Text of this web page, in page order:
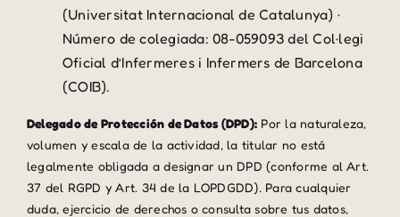
(Universitat Internacional de Catalunya) ·
Número de colegiada: 08-059093 del Col·legi
Oficial d’Infermeres i Infermers de Barcelona
(COIB).
Delegado de Protección de Datos (DPD): Por la naturaleza,
volumen y escala de la actividad, la titular no está
legalmente obligada a designar un DPD (conforme al Art.
37 del RGPD y Art. 34 de la LOPDGDD). Para cualquier
duda, ejercicio de derechos o consulta sobre tus datos,